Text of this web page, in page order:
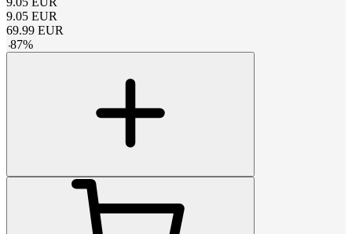
9.05 EUR
69.99 EUR
-87%